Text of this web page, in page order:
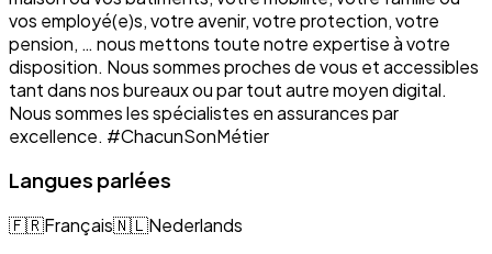
vos employé(e)s, votre avenir, votre protection, votre
pension, … nous mettons toute notre expertise à votre
disposition. Nous sommes proches de vous et accessibles
tant dans nos bureaux ou par tout autre moyen digital.
Nous sommes les spécialistes en assurances par
excellence. #ChacunSonMétier
Langues parlées
🇫🇷Français🇳🇱Nederlands